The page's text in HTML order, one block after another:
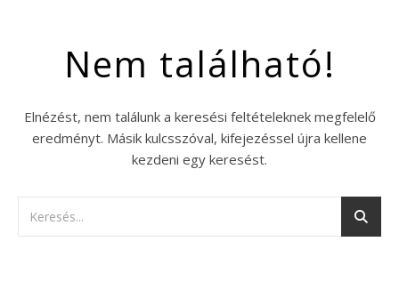
Nem található!
Elnézést, nem találunk a keresési feltételeknek megfelelő
eredményt. Másik kulcsszóval, kifejezéssel újra kellene
kezdeni egy keresést.